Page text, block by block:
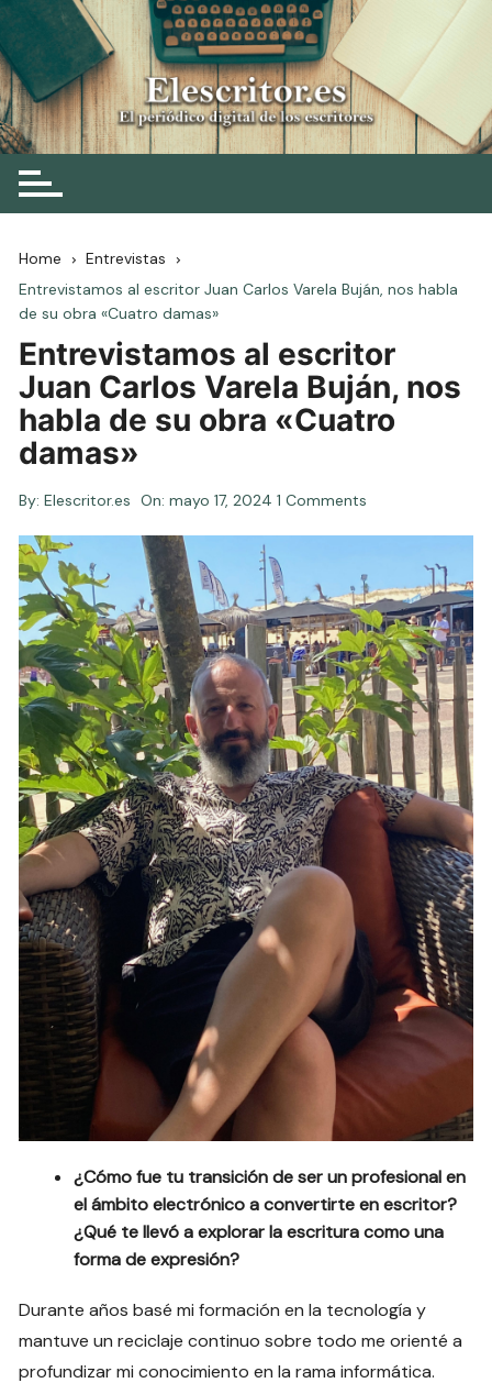
Skip
to
content
Elescritor.es
El periódico digital de los escritores
Home
Entrevistas
Entrevistamos al escritor Juan Carlos Varela Buján, nos habla
de su obra «Cuatro damas»
Entrevistamos al escritor
Juan Carlos Varela Buján, nos
habla de su obra «Cuatro
damas»
By: Elescritor.es On:mayo 17, 2024 1 Comments
¿Cómo fue tu transición de ser un profesional en
el ámbito electrónico a convertirte en escritor?
¿Qué te llevó a explorar la escritura como una
forma de expresión?
Durante años basé mi formación en la tecnología y
mantuve un reciclaje continuo sobre todo me orienté a
profundizar mi conocimiento en la rama informática.